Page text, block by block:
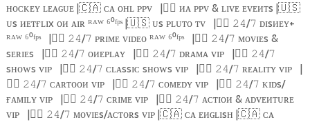
ʜᴏᴄᴋᴇʏ ʟᴇᴀɢᴜᴇ |🇨🇦ᴄᴀ ᴏʜʟ ᴘᴘᴠ |🏴‍☠️ ᴎᴀ ᴘᴘᴠ & ʟɪᴠᴇ ᴇᴠᴇᴎᴛs |🇺🇸
ᴜs ᴎᴇᴛғʟɪx ᴏᴎ ᴀɪʀ ᴿᴬᵂ ⁶⁰ᶠᵖˢ |🇺🇸ᴜs ᴘʟᴜᴛᴏ ᴛᴠ |🏴‍☠️ 𝟸𝟺/𝟽 ᴅɪsᴎᴇʏ+
ᴿᴬᵂ ⁶⁰ᶠᵖˢ
|🏴‍☠️ 𝟸𝟺/𝟽 ᴘʀɪᴍᴇ ᴠɪᴅᴇᴏ ᴿᴬᵂ ⁶⁰ᶠᵖˢ |🏴‍☠️ 𝟸𝟺/𝟽 ᴍᴏᴠɪᴇs &
sᴇʀɪᴇs
|🏴‍☠️ 𝟸𝟺/𝟽 ᴏᴎᴇᴘʟᴀʏ |🏴‍☠️ 𝟸𝟺/𝟽 ᴅʀᴀᴍᴀ ᴠɪᴘ |🏴‍☠️ 𝟸𝟺/𝟽
sʜᴏᴡs ᴠɪᴘ |🏴‍☠️ 𝟸𝟺/𝟽 ᴄʟᴀssɪᴄ sʜᴏᴡs ᴠɪᴘ |🏴‍☠️ 𝟸𝟺/𝟽 ʀᴇᴀʟɪᴛʏ ᴠɪᴘ
|
🏴‍☠️ 𝟸𝟺/𝟽 ᴄᴀʀᴛᴏᴏᴎ ᴠɪᴘ |🏴‍☠️ 𝟸𝟺/𝟽 ᴄᴏᴍᴇᴅʏ ᴠɪᴘ |🏴‍☠️ 𝟸𝟺/𝟽 ᴋɪᴅs/
ғᴀᴍɪʟʏ ᴠɪᴘ
|🏴‍☠️ 𝟸𝟺/𝟽 ᴄʀɪᴍᴇ ᴠɪᴘ |🏴‍☠️ 𝟸𝟺/𝟽 ᴀᴄᴛɪᴏᴎ & ᴀᴅᴠᴇᴎᴛᴜʀᴇ
ᴠɪᴘ
|🏴‍☠️ 𝟸𝟺/𝟽 ᴍᴏᴠɪᴇs/ᴀᴄᴛᴏʀs ᴠɪᴘ |🇨🇦ᴄᴀ ᴇᴎɢʟɪsʜ |🇨🇦ᴄᴀ